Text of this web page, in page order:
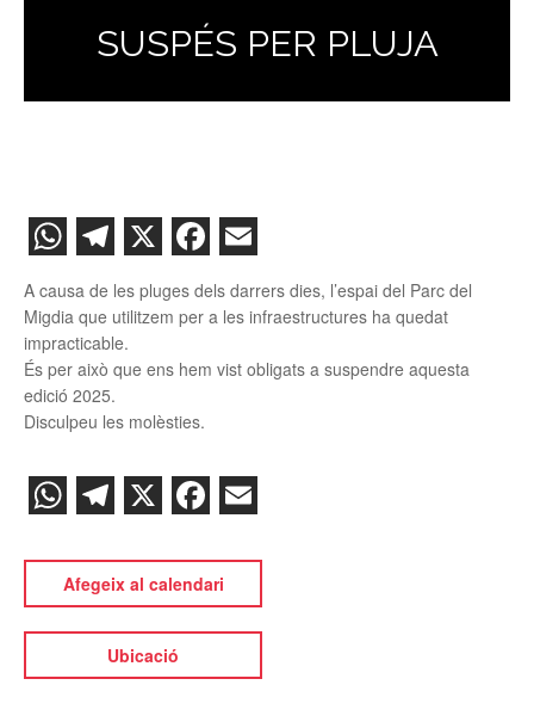
SUSPÉS PER PLUJA
WhatsApp
Telegram
X Facebook
A causa de les pluges dels darrers dies, l’espai del Parc del
Migdia que utilitzem per a les infraestructures ha quedat
impracticable.
És per això que ens hem vist obligats a suspendre aquesta
edició 2025.
Disculpeu les molèsties.
WhatsApp
Telegram
X Facebook
Afegeix al calendari
Ubicació